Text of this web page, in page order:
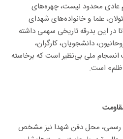
عادی محدود نیست، چهره‌های
علما و خانواده‌های شهدای
این بدرقه تاریخی سهمی داشته
دانشجویان، کارگران،
انسجام ملی بی‌نظیر است که برخاسته
ظلم» است.
رسمی، محل دفن شهدا نیز مشخص